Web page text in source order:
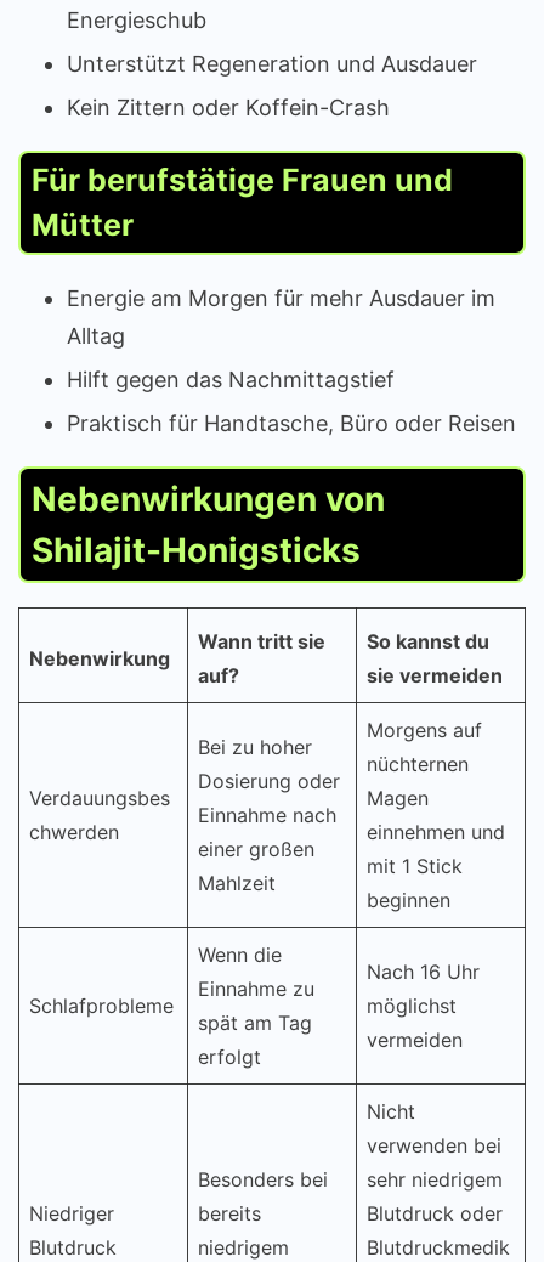
Energieschub
Unterstützt Regeneration und Ausdauer
Kein Zittern oder Koffein-Crash
Für berufstätige Frauen und
Mütter
Energie am Morgen für mehr Ausdauer im
Alltag
Hilft gegen das Nachmittagstief
Praktisch für Handtasche, Büro oder Reisen
Nebenwirkungen von
Shilajit-Honigsticks
Nebenwirkung
Wann tritt sie
auf?
So kannst du
sie vermeiden
Verdauungsbes
chwerden
Bei zu hoher
Dosierung oder
Einnahme nach
einer großen
Mahlzeit
Morgens auf
nüchternen
Magen
einnehmen und
mit 1 Stick
beginnen
Schlafprobleme
Wenn die
Einnahme zu
spät am Tag
erfolgt
Nach 16 Uhr
möglichst
vermeiden
Niedriger
Blutdruck
Besonders bei
bereits
niedrigem
Nicht
verwenden bei
sehr niedrigem
Blutdruck oder
Blutdruckmedik